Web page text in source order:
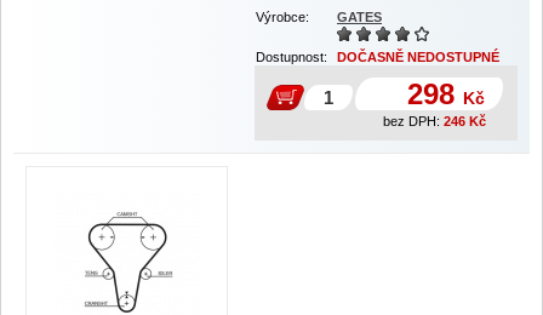
Výrobce:
GATES
Dostupnost: DOČASNĚ NEDOSTUPNÉ
298 Kč
bez DPH: 246 Kč